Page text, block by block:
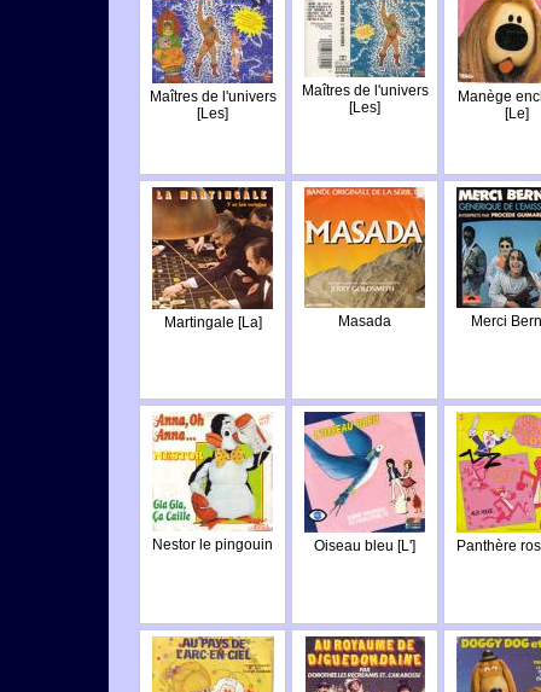
Maîtres de l'univers
[Les]
Maîtres de l'univers
[Les]
Manège
[Le]
Martingale [La] Masada Merci
Nestor le pingouin Oiseau bleu [L'] Panthère